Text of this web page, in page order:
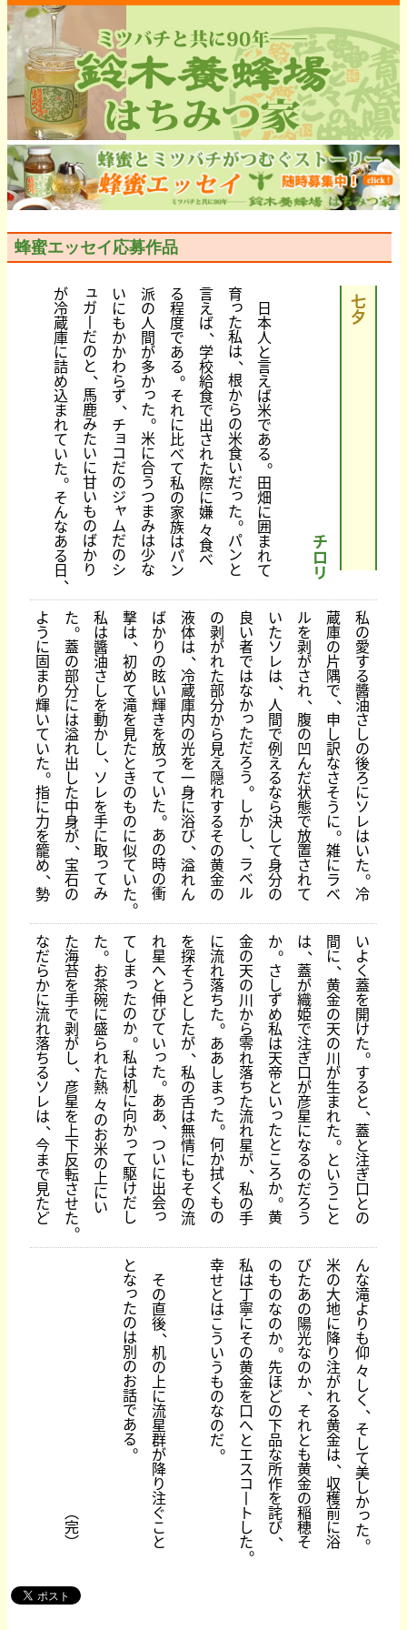
蜂蜜エッセイ応募作品
七
夕
チ
ロ
リ
日
本
人
と
言
え
ば
米
で
あ
る。
田
畑
に
囲
ま
れ
て
育
っ
た
私
は
、
根
か
ら
の
米
食
い
だ
っ
た。
パ
ン
と
言
え
ば
、
学
校
給
食
で
出
さ
れ
た
際
に
嫌
々
食
べ
る
程
度
で
あ
る。
そ
れ
に
比
べ
て
私
の
家
族
は
パ
ン
派
の
人
間
が
多
か
っ
た。
米
に
合
う
つ
ま
み
は
少
な
い
に
も
か
か
わ
ら
ず、
チ
ョ
コ
だ
の
ジ
ャ
ム
だ
の
シ
ュ
ガ
丨
だ
の
と、
馬
鹿
み
た
い
に
甘
い
も
の
ば
か
り
が
冷
蔵
庫
に
詰
め
込
ま
れ
て
い
た。
そ
ん
な
あ
る
日、
私
の
愛
す
る
醬
油
さ
し
の
後
ろ
に
ソ
レ
は
い
た。
冷
蔵
庫
の
片
隅
で、
申
し
訳
な
さ
そ
う
に。
雑
に
ラ
ベ
ル
を
剥
が
さ
れ
、
腹
の
凹
ん
だ
状
態
で
放
置
さ
れ
て
い
た
ソ
レ
は、
人
間
で
例
え
る
な
ら
決
し
て
身
分
の
良
い
者
で
は
な
か
っ
た
だ
ろ
う。
し
か
し、
ラ
ベ
ル
の
剥
が
れ
た
部
分
か
ら
見
え
隠
れ
す
る
そ
の
黄
金
の
液
体
は、
冷
蔵
庫
内
の
光
を
一
身
に
浴
び
、
溢
れ
ん
ば
か
り
の
眩
い
輝
き
を
放
っ
て
い
た。
あ
の
時
の
衝
撃
は、
初
め
て
滝
を
見
た
と
き
の
も
の
に
似
て
い
た。
私
は
醬
油
さ
し
を
動
か
し、
ソ
レ
を
手
に
取
っ
て
み
た。
蓋
の
部
分
に
は
溢
れ
出
し
た
中
身
が
、
宝
石
の
よ
う
に
固
ま
り
輝
い
て
い
た。
指
に
力
を
籠
め
、
勢
い
よ
く
蓋
を
開
け
た。
す
る
と、
蓋
と
注
ぎ
口
と
の
間
に、
黄
金
の
天
の
川
が
生
ま
れ
た。
と
い
う
こ
と
は、
蓋
が
織
姫
で
注
ぎ
口
が
彦
星
に
な
る
の
だ
ろ
う
か。
さ
し
ず
め
私
は
天
帝
と
い
っ
た
と
こ
ろ
か。
黄
金
の
天
の
川
か
ら
零
れ
落
ち
た
流
れ
星
が
、
私
の
手
に
流
れ
落
ち
た。
あ
あ
し
ま
っ
た。
何
か
拭
く
も
の
を
探
そ
う
と
し
た
が
、
私
の
舌
は
無
情
に
も
そ
の
流
れ
星
へ
と
伸
び
て
い
っ
た。
あ
あ、
つ
い
に
出
会
っ
て
し
ま
っ
た
の
か。
私
は
机
に
向
か
っ
て
駆
け
だ
し
た。
お
茶
碗
に
盛
ら
れ
た
熱
々
の
お
米
の
上
に
い
た
海
苔
を
手
で
剥
が
し、
彦
星
を
上
下
反
転
さ
せ
た。
な
だ
ら
か
に
流
れ
落
ち
る
ソ
レ
は、
今
ま
で
見
た
ど
ん
な
滝
よ
り
も
仰
々
し
く、
そ
し
て
美
し
か
っ
た。
米
の
大
地
に
降
り
注
が
れ
る
黄
金
は、
収
穫
前
に
浴
び
た
あ
の
陽
光
な
の
か、
そ
れ
と
も
黄
金
の
稲
穂
そ
の
も
の
な
の
か。
先
ほ
ど
の
下
品
な
所
作
を
詫
び
、
私
は
丁
寧
に
そ
の
黄
金
を
口
へ
と
エ
ス
コ
丨
ト
し
た。
幸
せ
と
は
こ
う
い
う
も
の
な
の
だ。
そ
の
直
後
、
机
の
上
に
流
星
群
が
降
り
注
ぐ
こ
と
と
な
っ
た
の
は
別
の
お
話
で
あ
る。
︵
完
︶